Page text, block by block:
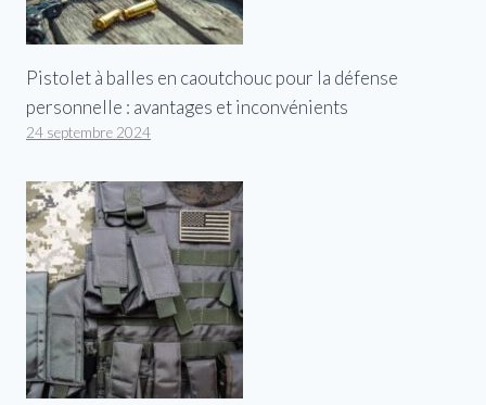
Pistolet à balles en caoutchouc pour la défense
personnelle : avantages et inconvénients
24 septembre 2024